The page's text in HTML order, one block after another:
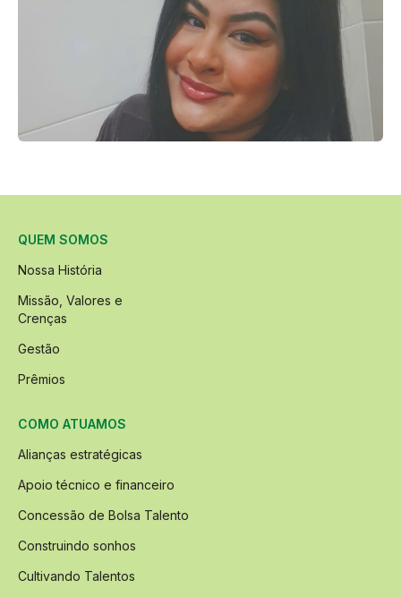
QUEM SOMOS
Nossa História
Missão, Valores e
Crenças
Gestão
Prêmios
COMO ATUAMOS
Alianças estratégicas
Apoio técnico e financeiro
Concessão de Bolsa Talento
Construindo sonhos
Cultivando Talentos